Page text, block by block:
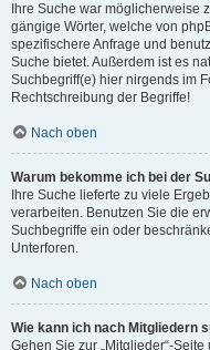
Ihre Suche war möglicherweise
gängige Wörter, welche von
spezifischere Anfrage und
Suche bietet. Außerdem ist es
Suchbegriff(e) hier nirgends im
Rechtschreibung der Begriffe!
Nach oben
Warum bekomme ich bei der
Ihre Suche lieferte zu viele
verarbeiten. Benutzen Sie die
Suchbegriffe ein oder
Unterforen.
Nach oben
Wie kann ich nach Mitgliedern
Gehen Sie zur „Mitglieder“-